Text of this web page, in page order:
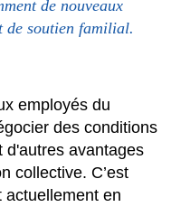
de nouveaux
de soutien familial.
employés du
des conditions
d'autres avantages
collective. C’est
actuellement en